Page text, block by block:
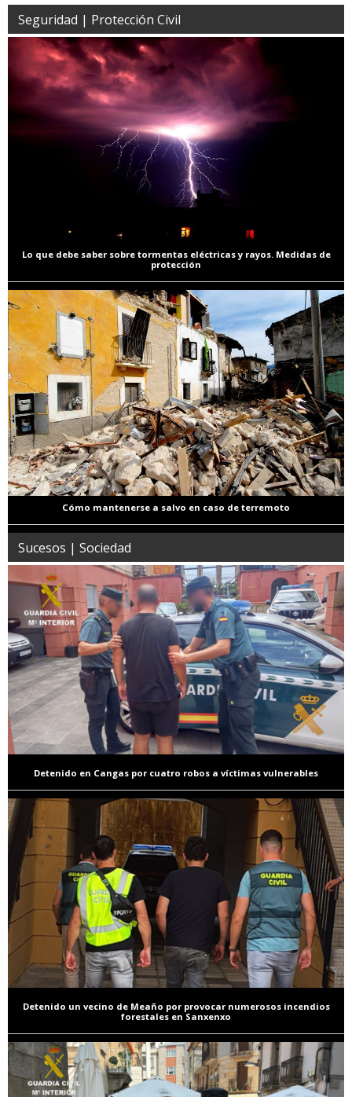
Seguridad | Protección Civil
Lo que debe saber sobre tormentas eléctricas y rayos. Medidas de
protección
Cómo mantenerse a salvo en caso de terremoto
Sucesos | Sociedad
Detenido en Cangas por cuatro robos a víctimas vulnerables
Detenido un vecino de Meaño por provocar numerosos incendios
forestales en Sanxenxo